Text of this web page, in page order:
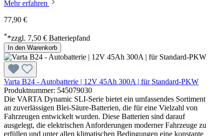
Mehr erfahren
77,90 €
**zzgl. 7,50 € Batteriepfand
In den Warenkorb
Varta B24 - Autobatterie | 12V 45Ah 300A | für Standard-PKW
Produktnummer: 545079030
Die VARTA Dynamic SLI-Serie bietet ein umfassendes Sortiment
an zuverlässigen Blei-Säure-Batterien, die für eine Vielzahl von
Fahrzeugen entwickelt wurden. Diese Batterien sind darauf
ausgelegt, die elektrischen Anforderungen moderner Fahrzeuge zu
erfüllen und unter allen klimatischen Bedingungen eine konstante